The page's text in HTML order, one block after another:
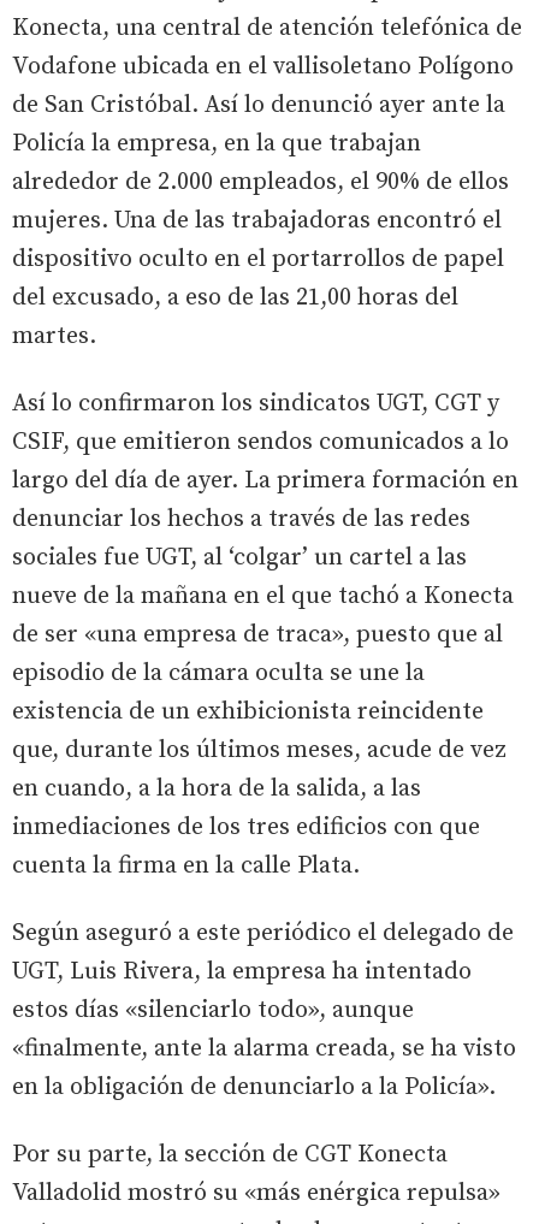
Konecta, una central de atención telefónica de
Vodafone ubicada en el vallisoletano Polígono
de San Cristóbal. Así lo denunció ayer ante la
Policía la empresa, en la que trabajan
alrededor de 2.000 empleados, el 90% de ellos
mujeres. Una de las trabajadoras encontró el
dispositivo oculto en el portarrollos de papel
del excusado, a eso de las 21,00 horas del
martes.
Así lo confirmaron los sindicatos UGT, CGT y
CSIF, que emitieron sendos comunicados a lo
largo del día de ayer. La primera formación en
denunciar los hechos a través de las redes
sociales fue UGT, al ‘colgar’ un cartel a las
nueve de la mañana en el que tachó a Konecta
de ser «una empresa de traca», puesto que al
episodio de la cámara oculta se une la
existencia de un exhibicionista reincidente
que, durante los últimos meses, acude de vez
en cuando, a la hora de la salida, a las
inmediaciones de los tres edificios con que
cuenta la firma en la calle Plata.
Según aseguró a este periódico el delegado de
UGT, Luis Rivera, la empresa ha intentado
estos días «silenciarlo todo», aunque
«finalmente, ante la alarma creada, se ha visto
en la obligación de denunciarlo a la Policía».
Por su parte, la sección de CGT Konecta
Valladolid mostró su «más enérgica repulsa»